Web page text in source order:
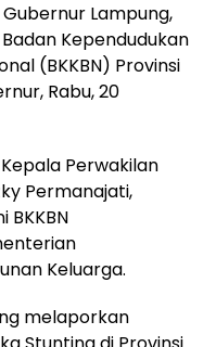
Lampung,
Kependudukan
(BKKBN) Provinsi
Rabu, 20
Perwakilan
Permanajati,
Keluarga.
melaporkan